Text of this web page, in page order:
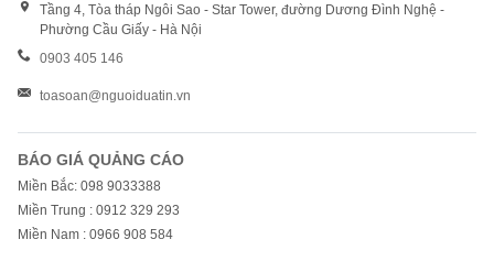
Tầng 4, Tòa tháp Ngôi Sao - Star Tower, đường Dương Đình Nghệ -
Phường Cầu Giấy - Hà Nội
0903 405 146
toasoan@nguoiduatin.vn
BÁO GIÁ QUẢNG CÁO
Miền Bắc: 098 9033388
Miền Trung : 0912 329 293
Miền Nam : 0966 908 584